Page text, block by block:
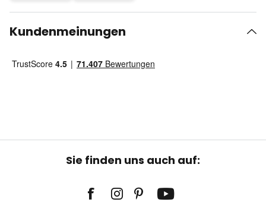
Kundenmeinungen
Sie finden uns auch auf: